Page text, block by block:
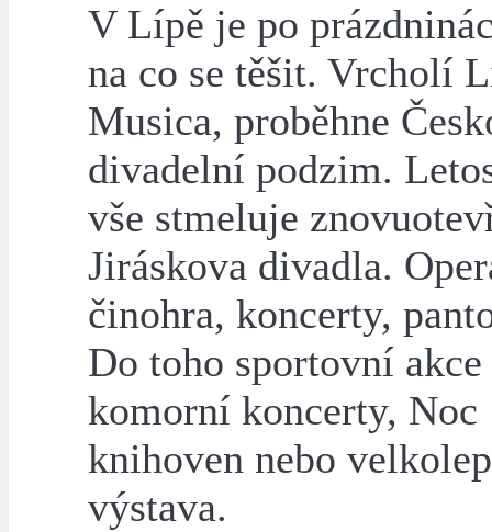
V Lípě je po
na co se těšit. Vrcholí
Musica, proběhne
divadelní podzim.
vše stmeluje
Jiráskova divadla.
činohra, koncerty,
Do toho sportovní
komorní koncerty, Noc
knihoven nebo
výstava.